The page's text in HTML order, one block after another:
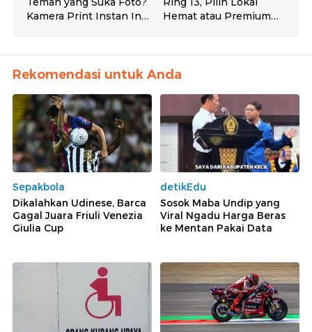
Rekomendasi untuk Anda
Sepakbola
Dikalahkan Udinese, Barca
Gagal Juara Friuli Venezia
Giulia Cup
detikEdu
Sosok Maba Undip yang
Viral Ngadu Harga Beras
ke Mentan Pakai Data